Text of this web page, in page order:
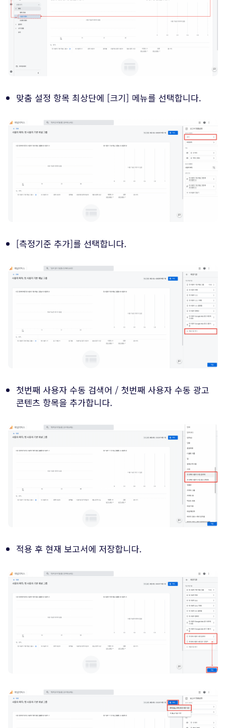
맞춤 설정 항목 최상단에 [크기] 메뉴를 선택합니다.
[측정기준 추가]를 선택합니다.
첫번째 사용자 수동 검색어 / 첫번째 사용자 수동 광고
콘텐츠 항목을 추가합니다.
적용 후 현재 보고서에 저장합니다.